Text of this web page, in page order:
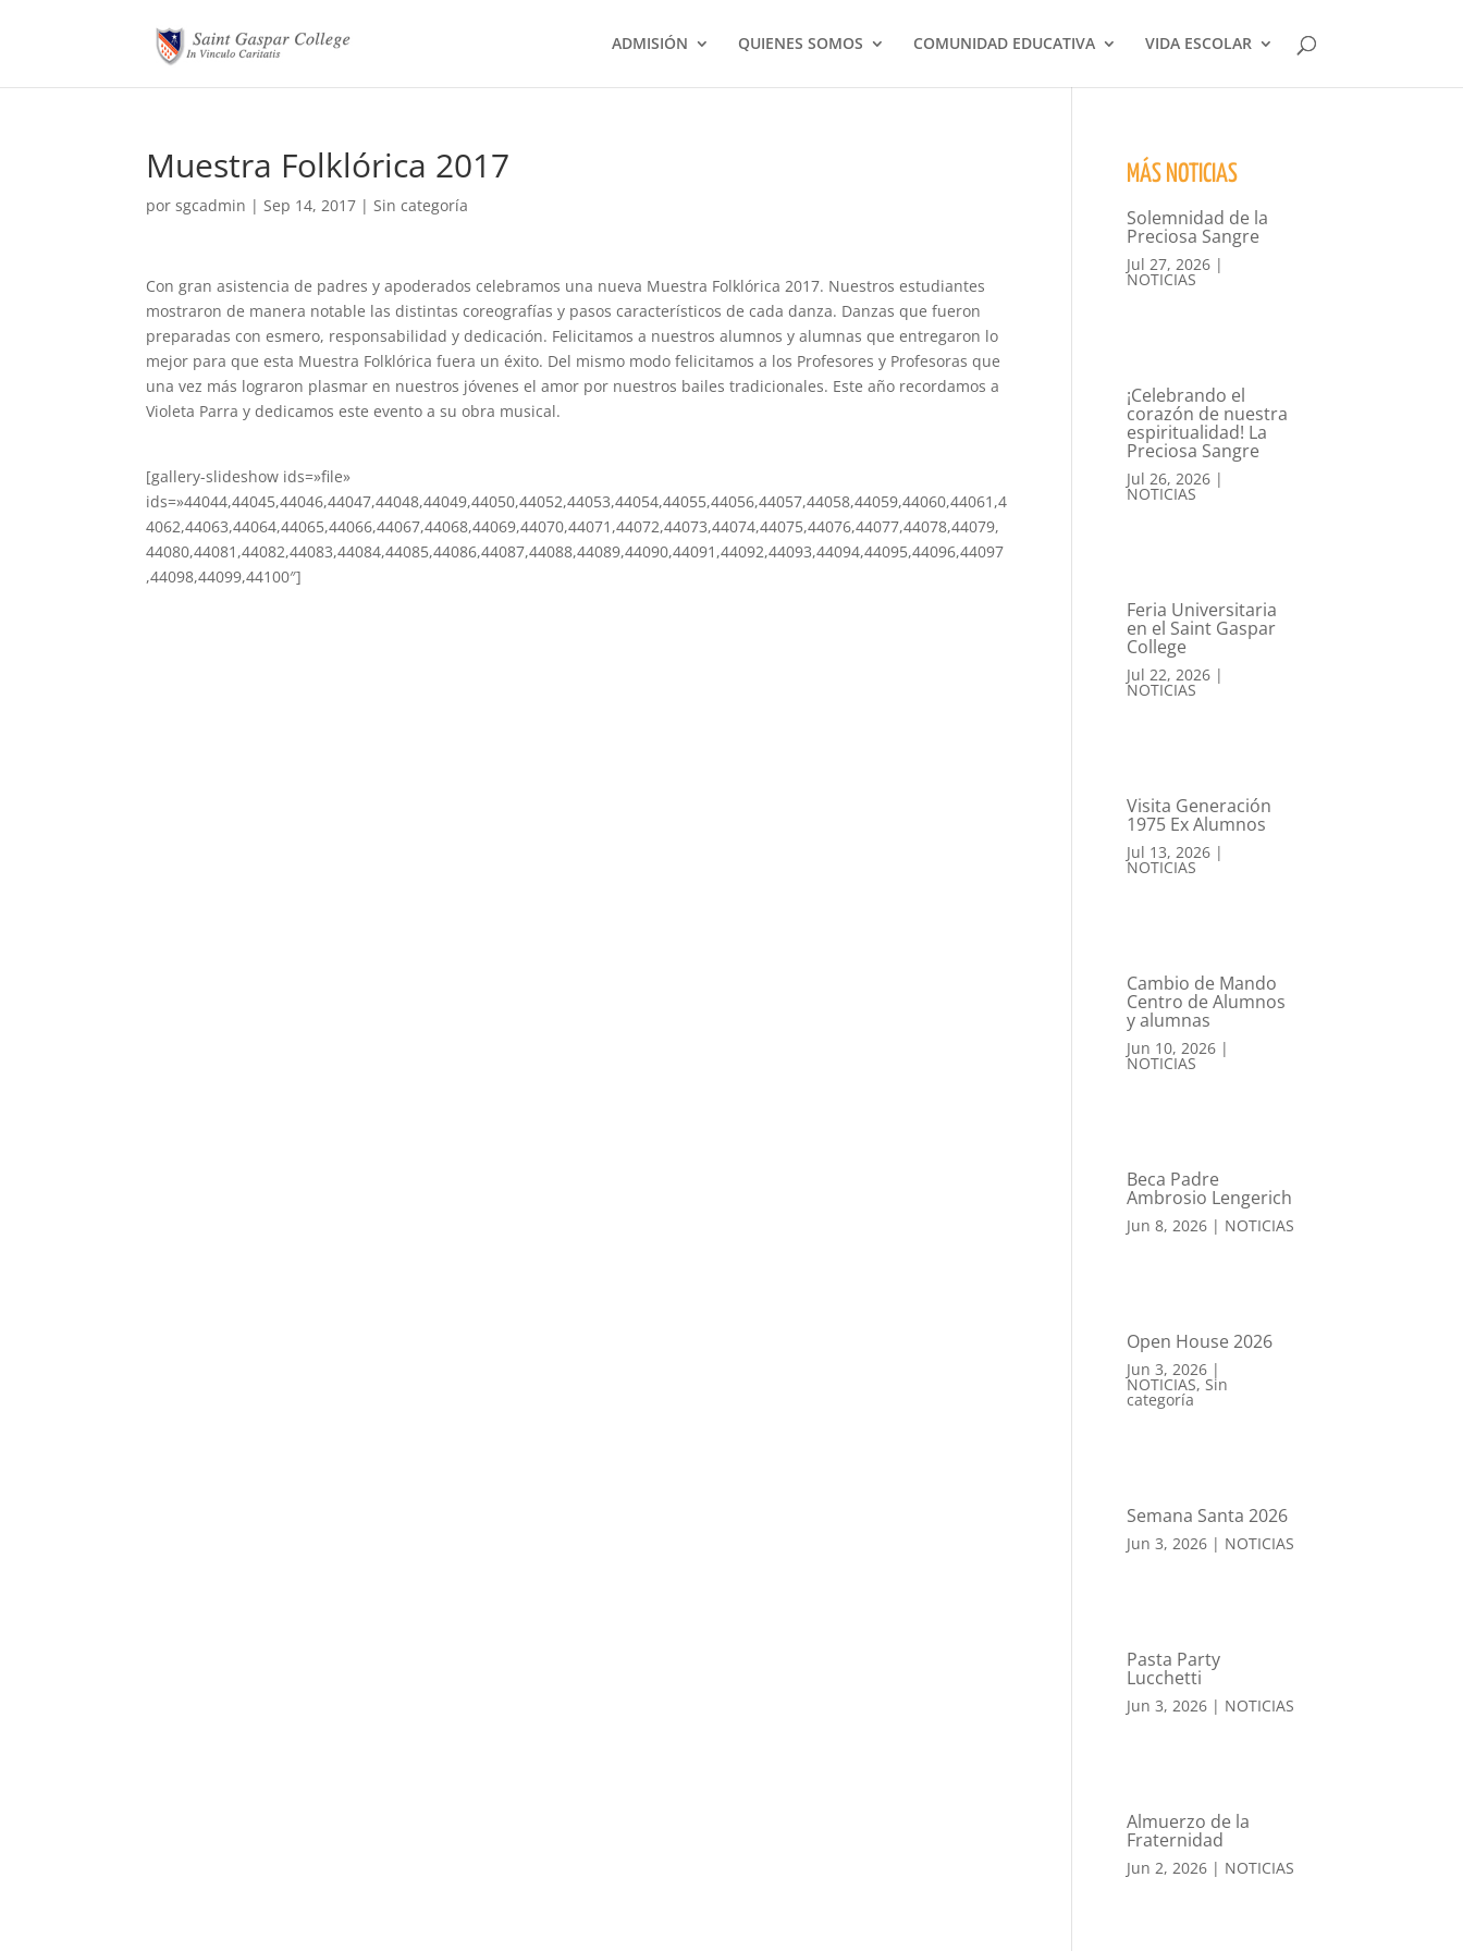
ADMISIÓN QUIENES SOMOS COMUNIDAD EDUCATIVA VIDA ESCOLAR
Muestra Folklórica 2017
porsgcadmin |Sep 14, 2017 |Sin categoría
Con gran asistencia de padres y apoderados celebramos una nueva Muestra Folklórica 2017. Nuestros estudiantes
mostraron de manera notable las distintas coreografías y pasos característicos de cada danza. Danzas que fueron
preparadas con esmero, responsabilidad y dedicación. Felicitamos a nuestros alumnos y alumnas que entregaron lo
mejor para que esta Muestra Folklórica fuera un éxito. Del mismo modo felicitamos a los Profesores y Profesoras que
una vez más lograron plasmar en nuestros jóvenes el amor por nuestros bailes tradicionales. Este año recordamos a
Violeta Parra y dedicamos este evento a su obra musical.
[gallery-slideshow ids=»file»
ids=»44044,44045,44046,44047,44048,44049,44050,44052,44053,44054,44055,44056,44057,44058,44059,44060,44061,4
4062,44063,44064,44065,44066,44067,44068,44069,44070,44071,44072,44073,44074,44075,44076,44077,44078,44079,
44080,44081,44082,44083,44084,44085,44086,44087,44088,44089,44090,44091,44092,44093,44094,44095,44096,44097
,44098,44099,44100″]
MÁS NOTICIAS
Solemnidad de la
Preciosa Sangre
Jul 27, 2026|
NOTICIAS
¡Celebrando el
corazón de nuestra
espiritualidad! La
Preciosa Sangre
Jul 26, 2026|
NOTICIAS
Feria Universitaria
en el Saint Gaspar
College
Jul 22, 2026|
NOTICIAS
Visita Generación
1975 Ex Alumnos
Jul 13, 2026|
NOTICIAS
Cambio de Mando
Centro de Alumnos
y alumnas
Jun 10, 2026|
NOTICIAS
Beca Padre
Ambrosio Lengerich
Jun 8, 2026| NOTICIAS
Open House 2026
Jun 3, 2026|
NOTICIAS, Sin
categoría
Semana Santa 2026
Jun 3, 2026| NOTICIAS
Pasta Party
Lucchetti
Jun 3, 2026| NOTICIAS
Almuerzo de la
Fraternidad
Jun 2, 2026| NOTICIAS